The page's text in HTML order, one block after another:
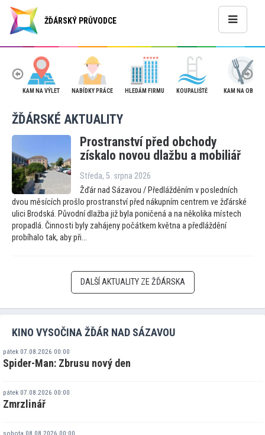
ŽĎÁRSKÝ PRŮVODCE
KAM NA VÝLET NABÍDKY PRÁCE HLEDÁM FIRMU KOUPALIŠTĚ KAM NA OBĚD
ŽĎÁRSKÉ AKTUALITY
Prostranství před obchody
získalo novou dlažbu a mobiliář
Středa, 5. srpna 2026
Žďár nad Sázavou / Předlážděním v posledních
dvou měsících prošlo prostranství před nákupním centrem ve žďárské
ulici Brodská. Původní dlažba již byla poničená a na několika místech
propadlá. Činnosti byly zahájeny počátkem května a předláždění
probíhalo tak, aby při...
DALŠÍ AKTUALITY ZE ŽĎÁRSKA
KINO VYSOČINA ŽĎÁR NAD SÁZAVOU
pátek 07.08.2026 00:00
Spider-Man: Zbrusu nový den
pátek 07.08.2026 00:00
Zmrzlinář
sobota 08.08.2026 00:00